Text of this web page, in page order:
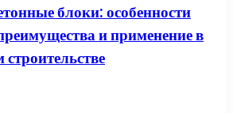
блоки: особенности
и применение в